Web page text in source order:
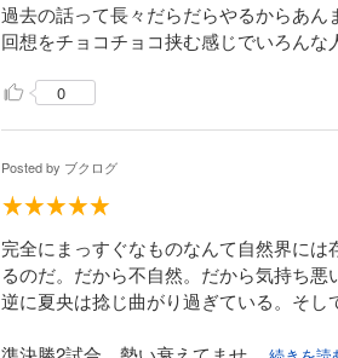
過去の話って長々だらだらやるからあん
回想をチョコチョコ挟む感じでいろんな
0
Posted by ブクログ
完全にまっすぐなものなんて自然界に
るのだ。だから不自然。だから気持ち悪
逆に夏央は捻じ曲がり過ぎている。そ